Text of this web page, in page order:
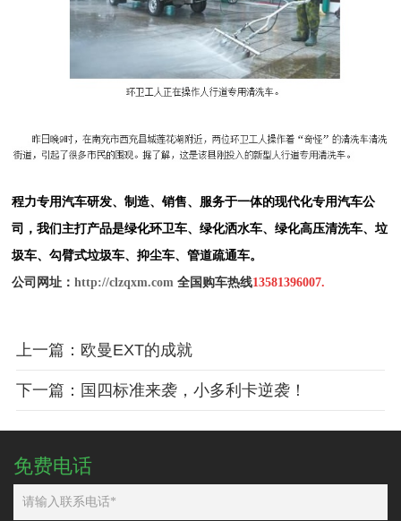
程力专用汽车研发、制造、销售、服务于一体的现代化专用汽车公
司，我们主打产品是绿化环卫车、绿化洒水车、绿化高压清洗车、垃
圾车、勾臂式垃圾车、抑尘车、管道疏通车。
公司网址：http://clzqxm.com 全国购车热线13581396007.
上一篇：欧曼EXT的成就
下一篇：国四标准来袭，小多利卡逆袭！
免费电话